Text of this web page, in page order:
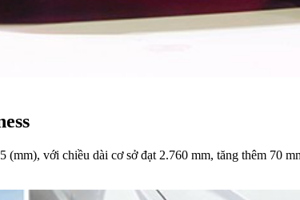
với chiều dài cơ sở đạt 2.760 mm, tăng thêm 70